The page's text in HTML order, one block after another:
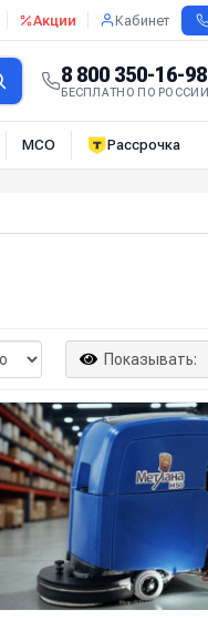
Акции Кабинет
8 800 350-16-98
БЕСПЛАТНО ПО РОССИИ
МСО Рассрочка
Показывать: